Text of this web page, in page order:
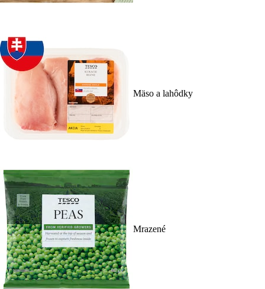
Mäso a lahôdky
Mrazené